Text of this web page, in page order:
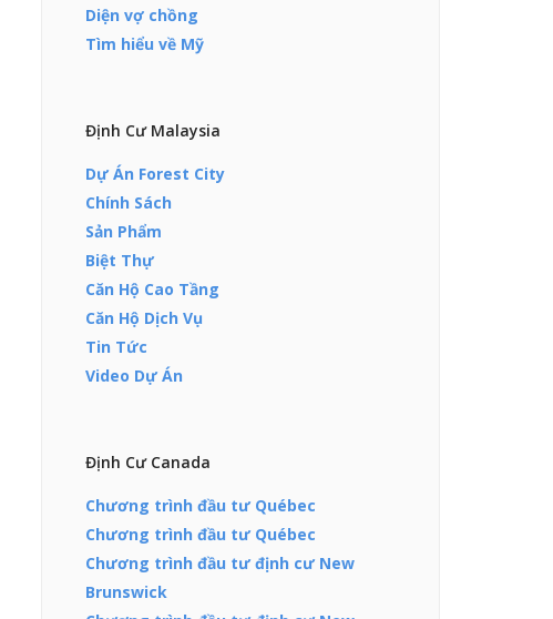
Diện vợ chồng
Tìm hiểu về Mỹ
Định Cư Malaysia
Dự Án Forest City
Chính Sách
Sản Phẩm
Biệt Thự
Căn Hộ Cao Tầng
Căn Hộ Dịch Vụ
Tin Tức
Video Dự Án
Định Cư Canada
Chương trình đầu tư Québec
Chương trình đầu tư Québec
Chương trình đầu tư định cư New
Brunswick